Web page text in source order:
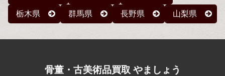
栃木県 群馬県 長野県 山梨県
骨董・古美術品買取 やましょう